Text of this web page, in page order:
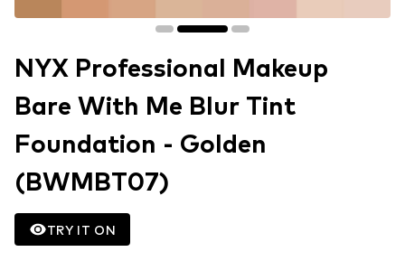
NYX Professional Makeup
Bare With Me Blur Tint
Foundation - Golden
(BWMBT07)
TRY IT ON